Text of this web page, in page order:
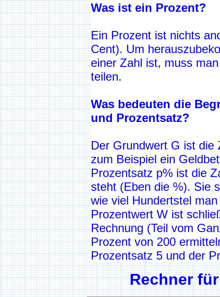
Was ist ein Prozent?
Ein Prozent ist nichts
Cent). Um
einer Zahl ist, muss
teilen.
Was bedeuten die
und Prozentsatz?
Der Grundwert G ist die
zum Beispiel ein
Prozentsatz p% ist die
steht (Eben die %). Sie
wie viel Hundertstel
Prozentwert W ist
Rechnung (Teil vom
Prozent von 200
Prozentsatz 5 und der
Rechner